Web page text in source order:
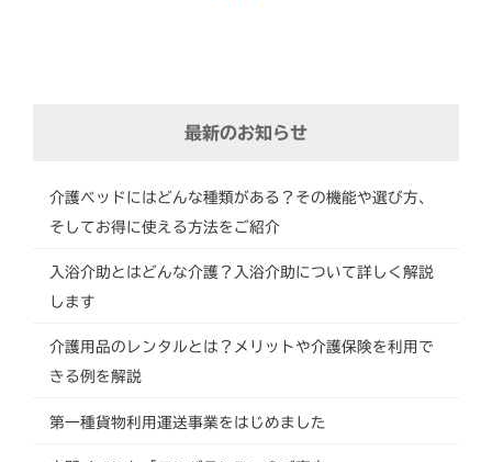
最新のお知らせ
介護ベッドにはどんな種類がある？その機能や選び方、
そしてお得に使える方法をご紹介
入浴介助とはどんな介護？入浴介助について詳しく解説
します
介護用品のレンタルとは？メリットや介護保険を利用で
きる例を解説
第一種貨物利用運送事業をはじめました